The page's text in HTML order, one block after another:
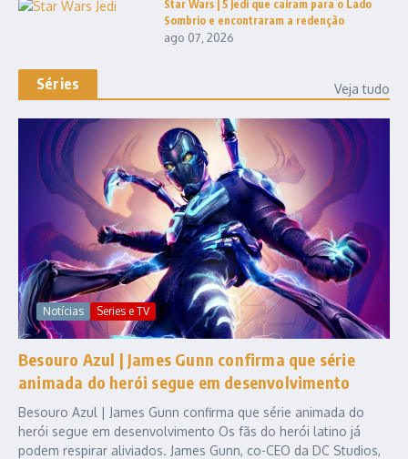
Star Wars | 5 Jedi que caíram para o Lado
Sombrio e encontraram a redenção
ago 07, 2026
Séries Veja tudo
Notícias Series e TV
Besouro Azul | James Gunn confirma que série
animada do herói segue em desenvolvimento
Besouro Azul | James Gunn confirma que série animada do
herói segue em desenvolvimento Os fãs do herói latino já
podem respirar aliviados. James Gunn, co-CEO da DC Studios,